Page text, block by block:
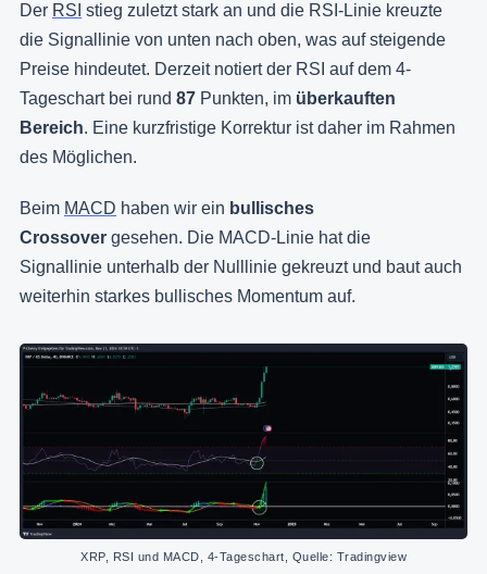
Der RSI stieg zuletzt stark an und die RSI-Linie kreuzte
die Signallinie von unten nach oben, was auf steigende
Preise hindeutet. Derzeit notiert der RSI auf dem 4-
Tageschart bei rund 87 Punkten, im überkauften
Bereich. Eine kurzfristige Korrektur ist daher im Rahmen
des Möglichen.
Beim MACD haben wir ein bullisches
Crossover gesehen. Die MACD-Linie hat die
Signallinie unterhalb der Nulllinie gekreuzt und baut auch
weiterhin starkes bullisches Momentum auf.
XRP, RSI und MACD, 4-Tageschart, Quelle: Tradingview